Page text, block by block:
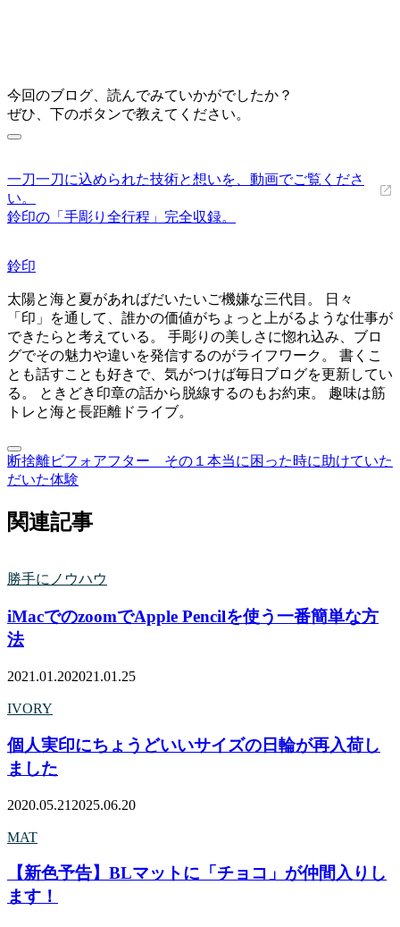
今回のブログ、読んでみていかがでしたか？
ぜひ、下のボタンで教えてください。
一刀一刀に込められた技術と想いを、動画でご覧くださ
い。
鈴印の「手彫り全行程」完全収録。
鈴印
太陽と海と夏があればだいたいご機嫌な三代目。 日々
「印」を通して、誰かの価値がちょっと上がるような仕事が
できたらと考えている。 手彫りの美しさに惚れ込み、ブロ
グでその魅力や違いを発信するのがライフワーク。 書くこ
とも話すことも好きで、気がつけば毎日ブログを更新してい
る。 ときどき印章の話から脱線するのもお約束。 趣味は筋
トレと海と長距離ドライブ。
断捨離ビフォアフター その１ 本当に困った時に助けていた
だいた体験
関連記事
勝手にノウハウ
iMacでのzoomでApple Pencilを使う一番簡単な方
法
2021.01.202021.01.25
IVORY
個人実印にちょうどいいサイズの日輪が再入荷し
ました
2020.05.21 2025.06.20
MAT
【新色予告】BLマットに「チョコ」が仲間入りし
ます！